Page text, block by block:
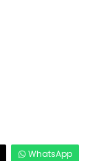
WhatsApp